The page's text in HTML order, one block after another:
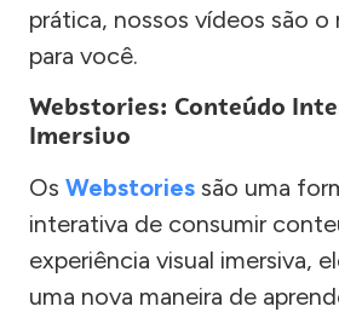
prática, nossos vídeos são o
para você.
Webstories: Conteúdo
Imersivo
Os Webstories são uma
interativa de consumir
experiência visual imersiva,
uma nova maneira de